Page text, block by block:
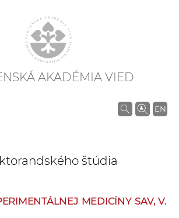
AKADÉMIA VIED
EN
V
á
štúdia
MEDICÍNY SAV, V.